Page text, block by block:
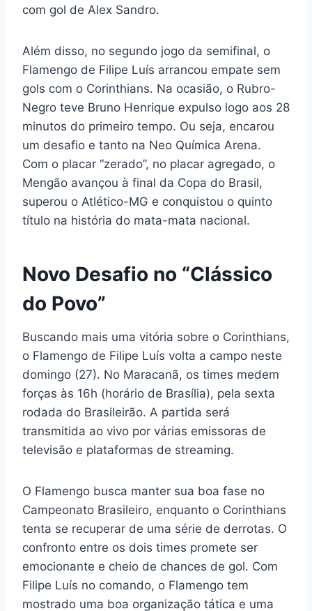
com gol de Alex Sandro.
Além disso, no segundo jogo da semifinal, o
Flamengo de Filipe Luís arrancou empate sem
gols com o Corinthians. Na ocasião, o Rubro-
Negro teve Bruno Henrique expulso logo aos 28
minutos do primeiro tempo. Ou seja, encarou
um desafio e tanto na Neo Química Arena.
Com o placar “zerado”, no placar agregado, o
Mengão avançou à final da Copa do Brasil,
superou o Atlético-MG e conquistou o quinto
título na história do mata-mata nacional.
Novo Desafio no “Clássico
do Povo”
Buscando mais uma vitória sobre o Corinthians,
o Flamengo de Filipe Luís volta a campo neste
domingo (27). No Maracanã, os times medem
forças às 16h (horário de Brasília), pela sexta
rodada do Brasileirão. A partida será
transmitida ao vivo por várias emissoras de
televisão e plataformas de streaming.
O Flamengo busca manter sua boa fase no
Campeonato Brasileiro, enquanto o Corinthians
tenta se recuperar de uma série de derrotas. O
confronto entre os dois times promete ser
emocionante e cheio de chances de gol. Com
Filipe Luís no comando, o Flamengo tem
mostrado uma boa organização tática e uma